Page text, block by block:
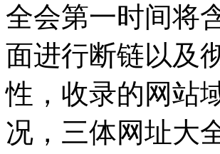
全会第一时间将
面进行断链以及
性，收录的网站
况，三体网址大